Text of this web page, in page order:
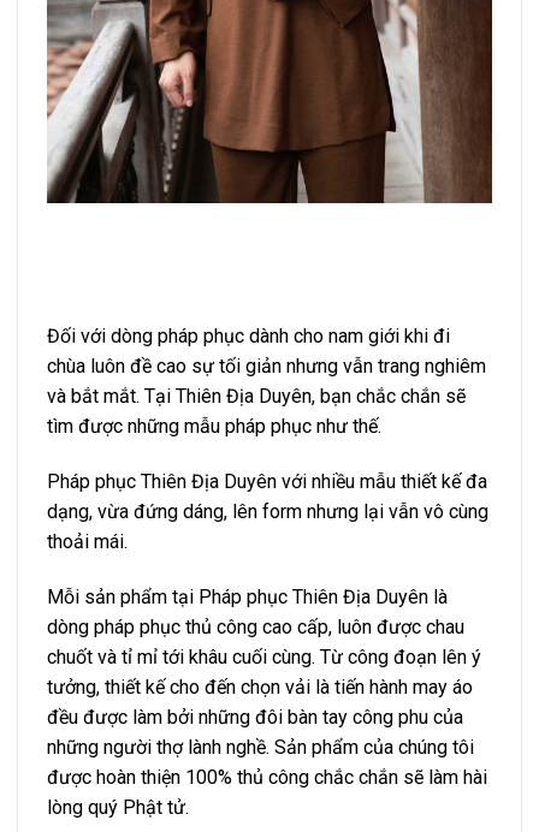
Đối với dòng pháp phục dành cho nam giới khi đi
chùa luôn đề cao sự tối giản nhưng vẫn trang nghiêm
và bắt mắt. Tại Thiên Địa Duyên, bạn chắc chắn sẽ
tìm được những mẫu pháp phục như thế.
Pháp phục Thiên Địa Duyên với nhiều mẫu thiết kế đa
dạng, vừa đứng dáng, lên form nhưng lại vẫn vô cùng
thoải mái.
Mỗi sản phẩm tại Pháp phục Thiên Địa Duyên là
dòng pháp phục thủ công cao cấp, luôn được chau
chuốt và tỉ mỉ tới khâu cuối cùng. Từ công đoạn lên ý
tưởng, thiết kế cho đến chọn vải là tiến hành may áo
đều được làm bởi những đôi bàn tay công phu của
những người thợ lành nghề. Sản phẩm của chúng tôi
được hoàn thiện 100% thủ công chắc chắn sẽ làm hài
lòng quý Phật tử.